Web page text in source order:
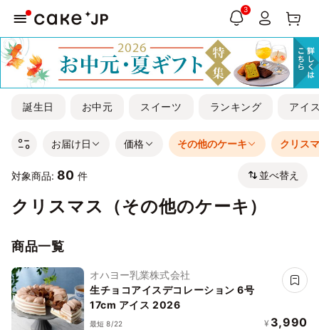
3
誕生日 お中元 スイーツ ランキング アイ
お届け日 価格 その他のケーキ クリス
対象商品: 80 件 並べ替え
クリスマス（その他のケーキ）
商品一覧
オハヨー乳業株式会社
生チョコアイスデコレーション 6号
17cm アイス 2026
最短 8/22 ¥ 3,990